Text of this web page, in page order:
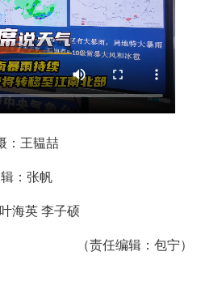
：王韫喆
：张帆
海英 李子硕
（责任编辑：包宁）